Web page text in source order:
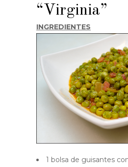
“Virginia”
INGREDIENTES
1 bolsa de guisantes